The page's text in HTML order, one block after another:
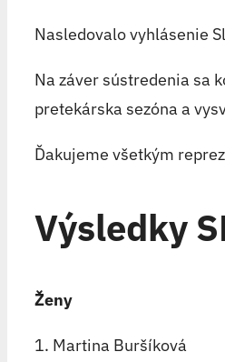
Nasledovalo vyhlásenie
Na záver sústredenia sa
pretekárska sezóna a
Ďakujeme všetkým
Výsledky
Ženy
1. Martina Buršíková